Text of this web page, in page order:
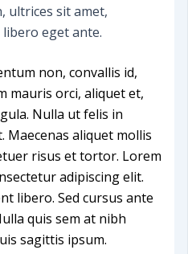
ultrices sit amet,
eget ante.
non, convallis id,
mauris orci, aliquet et,
Nulla ut felis in
Maecenas aliquet mollis
risus et tortor. Lorem
adipiscing elit.
libero. Sed cursus ante
quis sem at nibh
sagittis ipsum.